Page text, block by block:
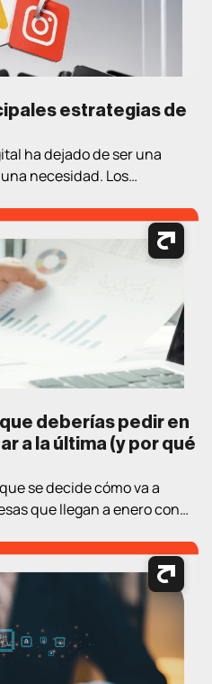
estrategias de
ha dejado de ser una
necesidad. Los
productos, leyendo
de compra. En este
de marketing digital
para atraer clientes,
deberías pedir en
a la última (y por qué
se decide cómo va a
que llegan a enero con
a «mirar opciones» en el
ejercicio práctico de
[…]